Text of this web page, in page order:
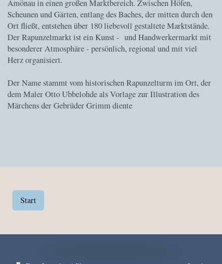
Amönau in einen großen Marktbereich. Zwischen Höfen,
Scheunen und Gärten, entlang des Baches, der mitten durch den
Ort fließt, entstehen über 180 liebevoll gestaltete Marktstände.
Der Rapunzelmarkt ist ein Kunst - und Handwerkermarkt mit
besonderer Atmosphäre - persönlich, regional und mit viel
Herz organisiert.
Der Name stammt vom historischen Rapunzelturm im Ort, der
dem Maler Otto Ubbelohde als Vorlage zur Illustration des
Märchens der Gebrüder Grimm diente
Start